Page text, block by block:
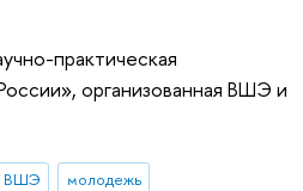
практическая
организованная ВШЭ и
ВШЭ
молодежь